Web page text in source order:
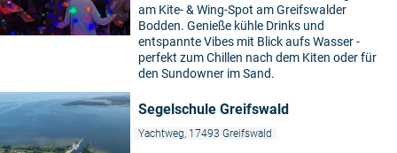
am Kite- & Wing-Spot am Greifswalder
Bodden. Genieße kühle Drinks und
entspannte Vibes mit Blick aufs Wasser -
perfekt zum Chillen nach dem Kiten oder für
den Sundowner im Sand.
Segelschule Greifswald
Yachtweg, 17493 Greifswald